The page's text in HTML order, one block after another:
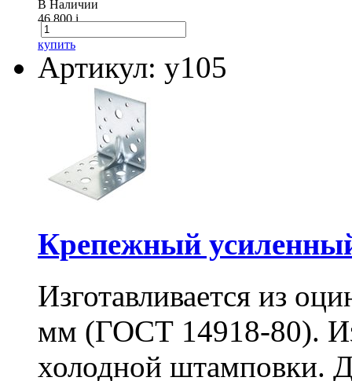
В Наличии
46 800i
купить
Артикул: у105
Крепежный
Изготавливается из
мм (ГОСТ 14918-80).
холодной штамповки.